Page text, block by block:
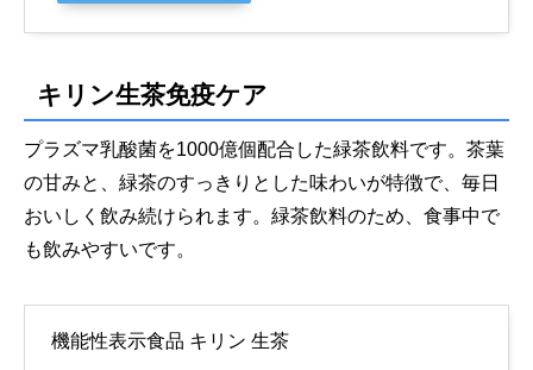
キリン生茶免疫ケア
プラズマ乳酸菌を1000億個配合した緑茶飲料です。茶葉
の甘みと、緑茶のすっきりとした味わいが特徴で、毎日
おいしく飲み続けられます。緑茶飲料のため、食事中で
も飲みやすいです。
機能性表示食品 キリン 生茶